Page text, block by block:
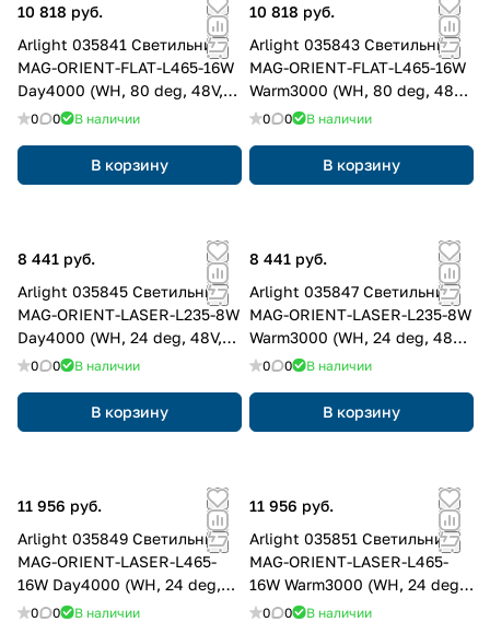
10 818 руб.
Arlight 035841 Светильник
MAG-ORIENT-FLAT-L465-16W
Day4000 (WH, 80 deg, 48V,
DALI) (Arlight, IP20 Металл, 3
0 0 В наличии
В корзину
10 818 руб.
Arlight 035843 Светильник
MAG-ORIENT-FLAT-L465-16W
Warm3000 (WH, 80 deg, 48V,
DALI) (Arlight, IP20 Металл, 3
0 0 В наличии
В корзину
8 441 руб.
Arlight 035845 Светильник
MAG-ORIENT-LASER-L235-8W
Day4000 (WH, 24 deg, 48V,
DALI) (Arlight, IP20 Металл, 3
0 0 В наличии
В корзину
8 441 руб.
Arlight 035847 Светильник
MAG-ORIENT-LASER-L235-8W
Warm3000 (WH, 24 deg, 48V,
DALI) (Arlight, IP20 Металл, 3
0 0 В наличии
В корзину
11 956 руб.
Arlight 035849 Светильник
MAG-ORIENT-LASER-L465-
16W Day4000 (WH, 24 deg,
48V, DALI) (Arlight, IP20
0 0 В наличии
11 956 руб.
Arlight 035851 Светильник
MAG-ORIENT-LASER-L465-
16W Warm3000 (WH, 24 deg,
48V, DALI) (Arlight, IP20
0 0 В наличии